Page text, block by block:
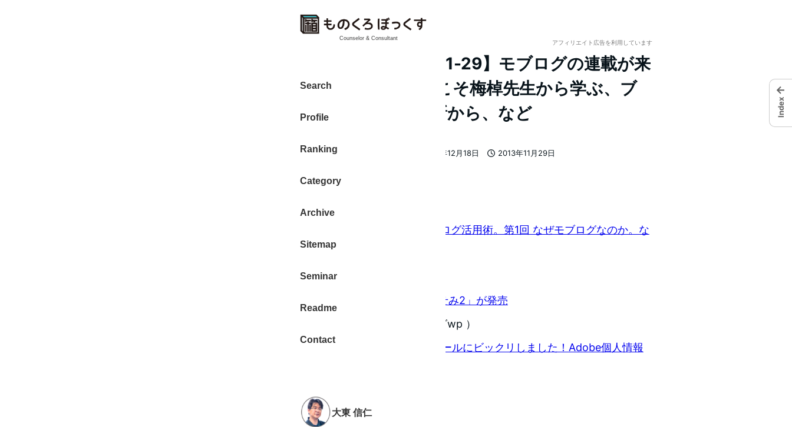
Counselor & Consultant
Search
Profile
Ranking
Category
Archive
Sitemap
Seminar
Readme
Contact
大東 信仁
アフィリエイト広告を利用しています
【ものレポ 2013-11-29】モブログの連載が来
ました！今だからこそ梅棹先生から学ぶ、ブ
ログ100日連続更新から、など
2013年12月18日
2013年11月29日
者
大東 信仁（ものくろ）
今から始める！iPhoneモブログ活用術。第1回 なぜモブログなのか。な
ぜiPhoneなのか。
（ via Feelingplace ）
【Mac】物書堂より「かわせみ2」が発売
（ via 酔いどれオヤジのブログwp ）
[Evernote]Evernoteからメールにビックリしました！Adobe個人情報
（ via Macと過ごす日々 ）
今日は何の日？
←
Index